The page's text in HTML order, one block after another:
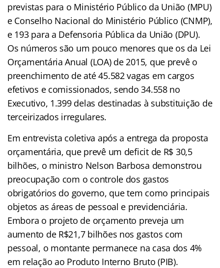
previstas para o Ministério Público da União (MPU)
e Conselho Nacional do Ministério Público (CNMP),
e 193 para a Defensoria Pública da União (DPU).
Os números são um pouco menores que os da Lei
Orçamentária Anual (LOA) de 2015, que prevê o
preenchimento de até 45.582 vagas em cargos
efetivos e comissionados, sendo 34.558 no
Executivo, 1.399 delas destinadas à substituição de
terceirizados irregulares.
Em entrevista coletiva após a entrega da proposta
orçamentária, que prevê um deficit de R$ 30,5
bilhões, o ministro Nelson Barbosa demonstrou
preocupação com o controle dos gastos
obrigatórios do governo, que tem como principais
objetos as áreas de pessoal e previdenciária.
Embora o projeto de orçamento preveja um
aumento de R$21,7 bilhões nos gastos com
pessoal, o montante permanece na casa dos 4%
em relação ao Produto Interno Bruto (PIB).